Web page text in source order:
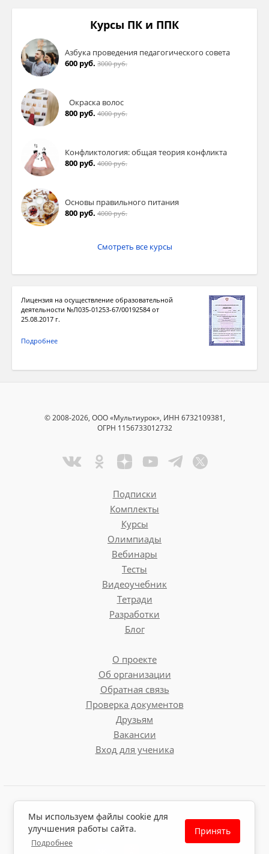
Курсы ПК и ППК
Азбука проведения педагогического совета
600 руб. 3000 руб.
Окраска волос
800 руб. 4000 руб.
Конфликтология: общая теория конфликта
800 руб. 4000 руб.
Основы правильного питания
800 руб. 4000 руб.
Смотреть все курсы
Лицензия на осуществление образовательной
деятельности №Л035-01253-67/00192584 от
25.08.2017 г.
Подробнее
© 2008-2026, ООО «Мультиурок», ИНН 6732109381,
ОГРН 1156733012732
Подписки
Комплекты
Курсы
Олимпиады
Вебинары
Тесты
Видеоучебник
Тетради
Разработки
Блог
О проекте
Об организации
Обратная связь
Проверка документов
Друзьям
Вакансии
Вход для ученика
Политика обработки персональных данных
Политика использования файлов cookie
Мы используем файлы cookie для
улучшения работы сайта.
Подробнее
Принять